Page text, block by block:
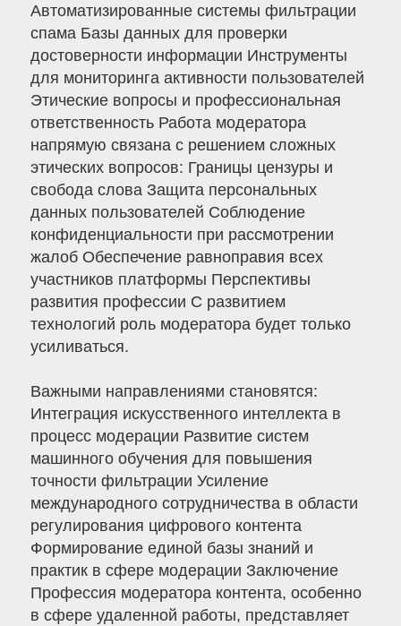
Автоматизированные системы фильтрации
спама Базы данных для проверки
достоверности информации Инструменты
для мониторинга активности пользователей
Этические вопросы и профессиональная
ответственность Работа модератора
напрямую связана с решением сложных
этических вопросов: Границы цензуры и
свобода слова Защита персональных
данных пользователей Соблюдение
конфиденциальности при рассмотрении
жалоб Обеспечение равноправия всех
участников платформы Перспективы
развития профессии С развитием
технологий роль модератора будет только
усиливаться.
Важными направлениями становятся:
Интеграция искусственного интеллекта в
процесс модерации Развитие систем
машинного обучения для повышения
точности фильтрации Усиление
международного сотрудничества в области
регулирования цифрового контента
Формирование единой базы знаний и
практик в сфере модерации Заключение
Профессия модератора контента, особенно
в сфере удаленной работы, представляет